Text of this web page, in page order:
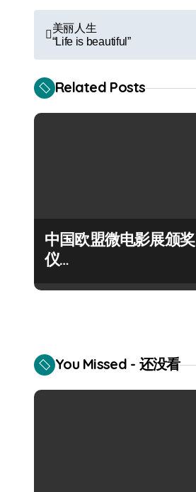
o
s
t
g
a
o
n
美丽人生
“Life is beautiful”
Related Posts
中国欧盟微电影展颁奖
仪
You Missed - 还没看